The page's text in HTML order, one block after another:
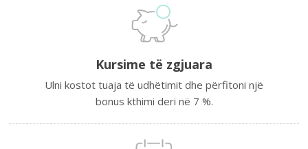
Kursime të zgjuara
Ulni kostot tuaja të udhëtimit dhe përfitoni një
bonus kthimi deri në 7 %.